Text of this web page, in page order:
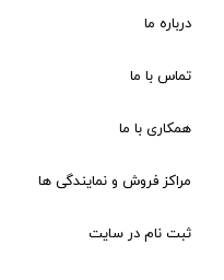
درباره ما
تماس با ما
همکاری با ما
مراکز فروش و نمایندگی ها
ثبت نام در سایت